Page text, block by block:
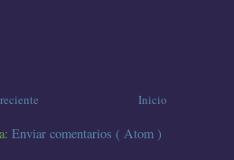
Inicio
Enviar comentarios ( Atom )